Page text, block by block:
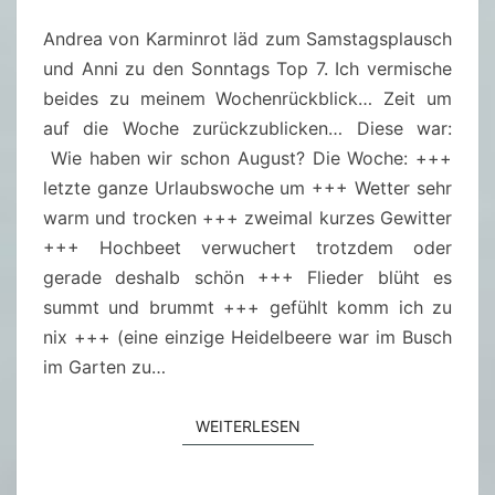
P
L
A
U
S
C
H
3
/
2
6
N
A
R
E
Andrea von Karminrot läd zum Samstagsplausch
und Anni zu den Sonntags Top 7. Ich vermische
beides zu meinem Wochenrückblick… Zeit um
auf die Woche zurückzublicken… Diese war:
Wie haben wir schon August? Die Woche: +++
letzte ganze Urlaubswoche um +++ Wetter sehr
warm und trocken +++ zweimal kurzes Gewitter
+++ Hochbeet verwuchert trotzdem oder
gerade deshalb schön +++ Flieder blüht es
summt und brummt +++ gefühlt komm ich zu
nix +++ (eine einzige Heidelbeere war im Busch
im Garten zu…
WEITERLESEN